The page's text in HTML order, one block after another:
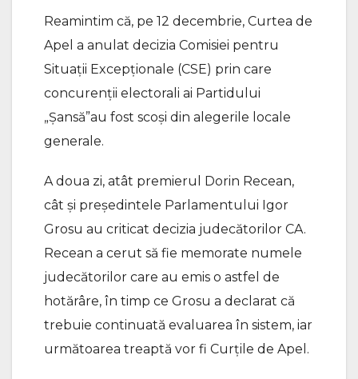
Reamintim că, pe 12 decembrie, Curtea de
Apel a anulat decizia Comisiei pentru
Situații Excepționale (CSE) prin care
concurenții electorali ai Partidului
„Șansă”au fost scoși din alegerile locale
generale.
A doua zi, atât premierul Dorin Recean,
cât și președintele Parlamentului Igor
Grosu au criticat decizia judecătorilor CA.
Recean a cerut să fie memorate numele
judecătorilor care au emis o astfel de
hotărâre, în timp ce Grosu a declarat că
trebuie continuată evaluarea în sistem, iar
următoarea treaptă vor fi Curțile de Apel.